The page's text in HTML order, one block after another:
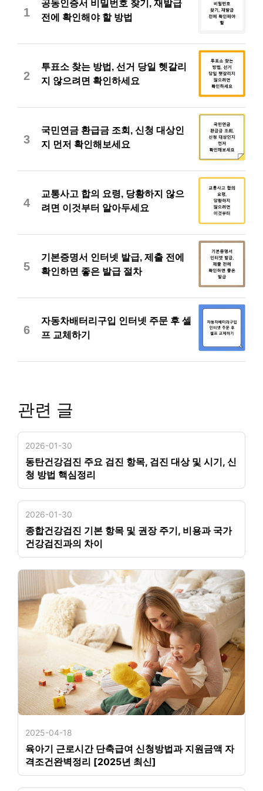
1
공동인증서 비밀번호 찾기, 재발급
전에 확인해야 할 방법
2
투표소 찾는 방법, 선거 당일 헷갈리
지 않으려면 확인하세요
3
국민연금 환급금 조회, 신청 대상인
지 먼저 확인해보세요
4
교통사고 합의 요령, 당황하지 않으
려면 이것부터 알아두세요
5
기본증명서 인터넷 발급, 제출 전에
확인하면 좋은 발급 절차
6
자동차배터리구입 인터넷 주문 후 셀
프 교체하기
관련 글
2026-01-30
동탄건강검진 주요 검진 항목, 검진 대상 및 시기, 신
청 방법 핵심정리
2026-01-30
종합건강검진 기본 항목 및 권장 주기, 비용과 국가
건강검진과의 차이
2025-04-18
육아기 근로시간 단축급여 신청방법과 지원금액 자
격조건완벽정리 [2025년 최신]